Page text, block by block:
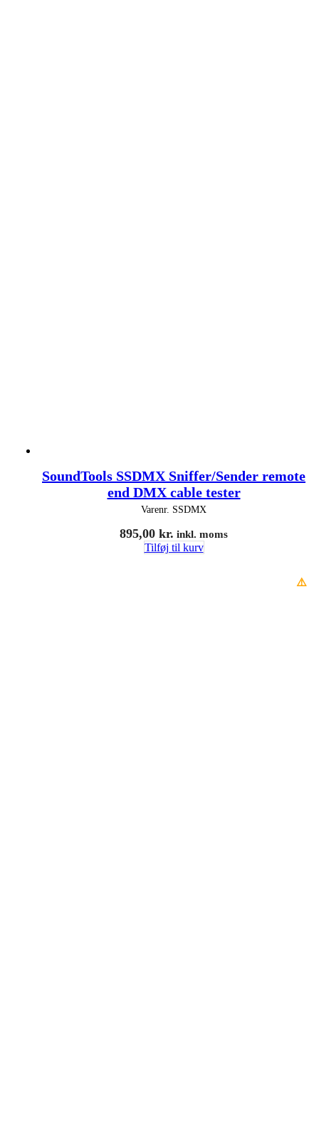
SoundTools SSDMX Sniffer/Sender remote
end DMX cable tester
Varenr. SSDMX
895,00 kr. inkl. moms
Tilføj til kurv
⚠️